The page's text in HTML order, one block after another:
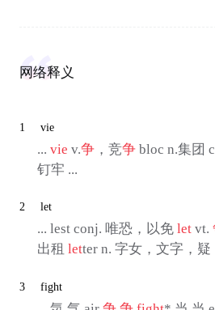
网络释义
1 vie
... vie v.争，竞争bloc n.集团
钉牢 ...
2 let
... lest conj. 唯恐，以免 letvt.
出租 letter n. 字女，文字，疑
3 fight